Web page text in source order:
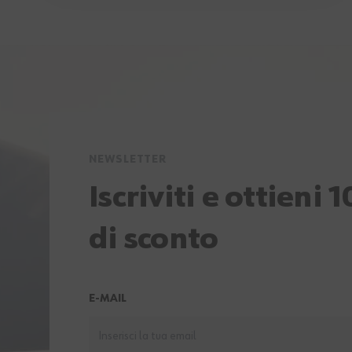
Iscriviti e ottieni
di sconto
E-MAIL